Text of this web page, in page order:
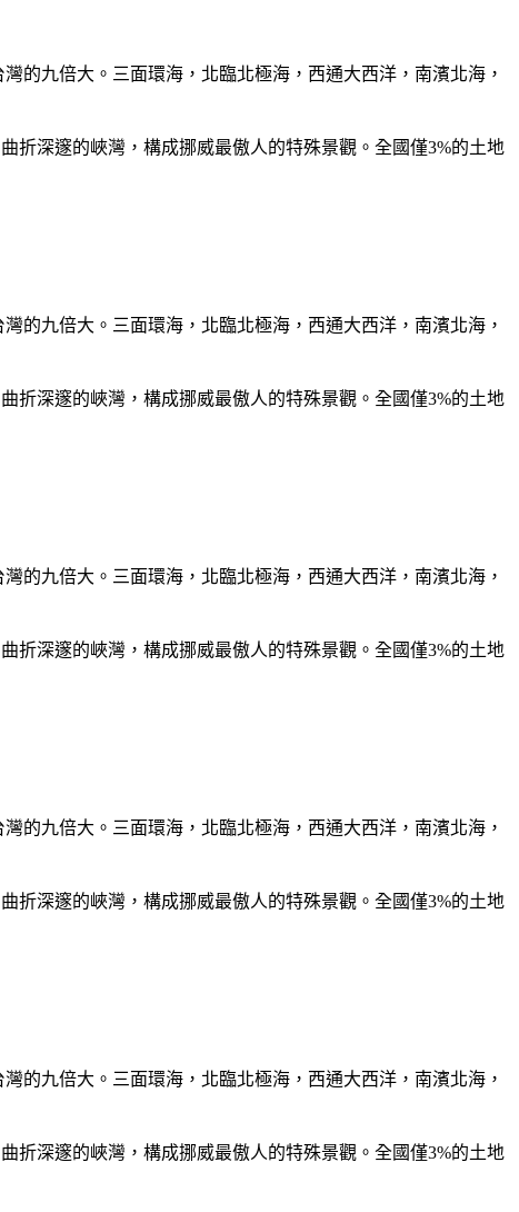
的九倍大。三面環海，北臨北極海，西通大西洋，南濱北海，
折深邃的峽灣，構成挪威最傲人的特殊景觀。全國僅3%的土地
的九倍大。三面環海，北臨北極海，西通大西洋，南濱北海，
折深邃的峽灣，構成挪威最傲人的特殊景觀。全國僅3%的土地
的九倍大。三面環海，北臨北極海，西通大西洋，南濱北海，
折深邃的峽灣，構成挪威最傲人的特殊景觀。全國僅3%的土地
的九倍大。三面環海，北臨北極海，西通大西洋，南濱北海，
折深邃的峽灣，構成挪威最傲人的特殊景觀。全國僅3%的土地
的九倍大。三面環海，北臨北極海，西通大西洋，南濱北海，
折深邃的峽灣，構成挪威最傲人的特殊景觀。全國僅3%的土地